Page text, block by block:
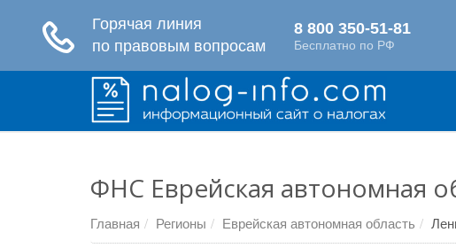
ФНС Еврейская автономная
Главная Регионы Еврейская автономная область